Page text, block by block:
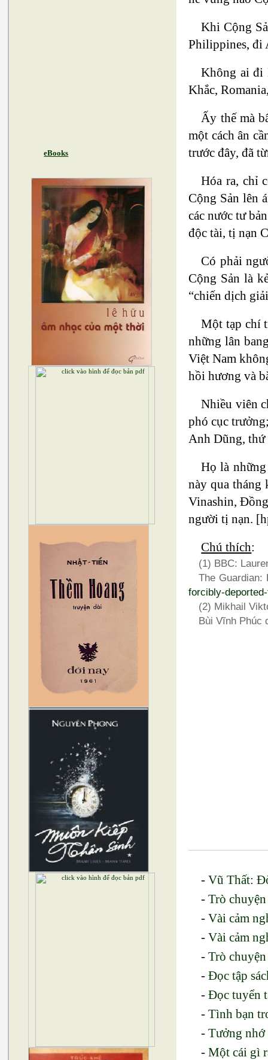
eBooks
Khi Cộng
Philippines, đi
Không ai đi
Khắc,
Ấy thế mà
một cách ân
trước đây, đã
Hóa ra, chỉ
Cộng Sản lên
các nước tư
độc tài, tị nạn
Có phải
Cộng Sản là
“chiến dịch
Một tạp chí
những lân
Việt Nam
hồi hương và
Nhiều viên
phó cục
Anh Dũng,
Họ là
này qua tháng
Vinashin,
người tị nạn.
Chú thích:
(1) BBC:
The
forcibly-
(2) Mikhail
Bùi Vĩnh Phúc
-Vũ Thất:
-Trò
-Vài cảm
-Vài cảm
-Trò
-Đọc tập
-Đọc tuyển
-Tình bạn
-Tưởng nhớ
-Một cái gì